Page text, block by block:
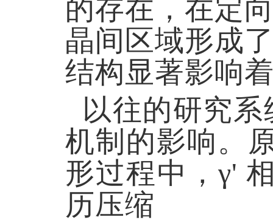
的存在，在定
晶间区域形成
结构显著影响
以往的研究
机制的影响。
形过程中，γ'
历压缩